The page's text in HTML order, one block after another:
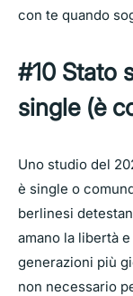
con te quando
#10 Stato
single (è
Uno studio del
è single o
berlinesi
amano la libertà
generazioni più
non necessario